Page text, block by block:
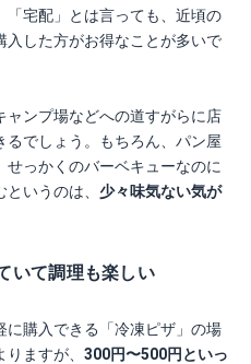
「宅配」とは言っても、近頃の
した方がお得なことが多いで
ャンプ場などへの道すがらに店
でしょう。もちろん、パン屋
っかくのバーベキューなのに
いうのは、 少々味気ない気が
いて調理も楽しい
に購入できる「冷凍ピザ」の場
ますが、 300円〜500円といっ